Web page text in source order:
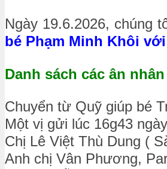
Ngày 19.6.2026, chúng
bé Phạm Minh Khôi
Danh sách các ân
Chuyển từ Quỹ giúp bé
Một vị gửi lúc 16g43
Chị Lê Việt Thù Dung (
Anh chị Vân Phương,